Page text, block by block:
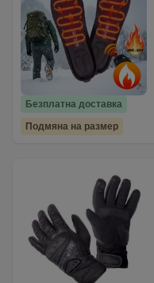
Безплатна доставка
Подмяна на размер